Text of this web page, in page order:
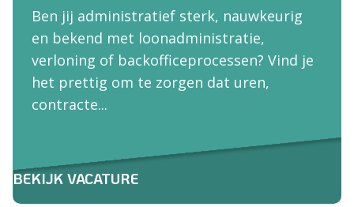
Ben jij administratief sterk, nauwkeurig
en bekend met loonadministratie,
verloning of backofficeprocessen? Vind je
het prettig om te zorgen dat uren,
contracte...
BEKIJK VACATURE